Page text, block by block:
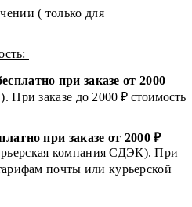
( только для
при заказе от 2000
При заказе до 2000 ₽ стоимость
при заказе от 2000 ₽
компания СДЭК). При
почты или курьерской